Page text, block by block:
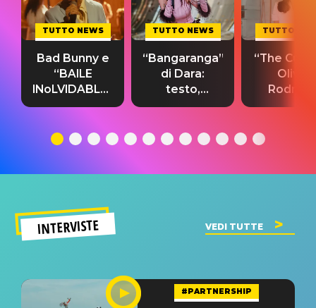
TUTTO NEWS
Bad Bunny e
“BAILE
INoLVIDABLE”:
testo,
significato
TUTTO NEWS
“Bangaranga”
di Dara:
testo,
traduzione e
del singolo
TUTTO
“The
Olivia
testo,
INTERVISTE VEDI TUTTE
#PARTNERSHIP